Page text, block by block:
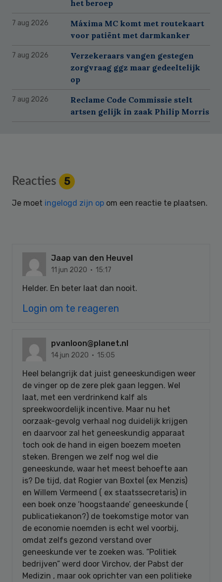
het beroep
7 aug 2026
Máxima MC komt met routekaart
voor patiënt met darmkanker
7 aug 2026
Verzekeraars vangen gestegen
zorgvraag ggz maar gedeeltelijk
op
7 aug 2026
Reclame Code Commissie stelt
artsen gelijk in zaak Philip Morris
Reader
Interactions
Reacties 5
Je moet ingelogd zijn op om een reactie te plaatsen.
Jaap van den Heuvel
11 jun 2020 · 15:17
Helder. En beter laat dan nooit.
Login om te reageren
pvanloon@planet.nl
14 jun 2020 · 15:05
Heel belangrijk dat juist geneeskundigen weer
de vinger op de zere plek gaan leggen. Wel
laat, met een verdrinkend kalf als
spreekwoordelijk incentive. Maar nu het
oorzaak-gevolg verhaal nog duidelijk krijgen
en daarvoor zal het geneeskundig apparaat
toch ook de hand in eigen boezem moeten
steken. Brengen we zelf nog wel die
geneeskunde, waar het meest behoefte aan
is? De tijd, dat Rogier van Boxtel (ex Menzis)
en Willem Vermeend ( ex staatssecretaris) in
een boek onze ‘hoogstaande’ geneeskunde (
publicatiekanon?) de toekomstige motor van
de economie noemden is echt wel voorbij,
omdat zelfs gezond verstand over
geneeskunde ver te zoeken was. “Politiek
bedrijven” werd door Virchov, der Pabst der
Medizin , maar ook oprichter van een politieke